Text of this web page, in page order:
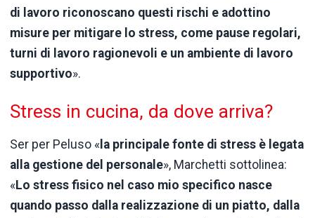
di lavoro riconoscano questi rischi e adottino
misure per mitigare lo stress, come pause regolari,
turni di lavoro ragionevoli e un ambiente di lavoro
supportivo».
Stress in cucina, da dove arriva?
Ser per Peluso « la principale fonte di stress è legata
alla gestione del personale», Marchetti sottolinea:
«Lo stress fisico nel caso mio specifico nasce
quando passo dalla realizzazione di un piatto, dalla